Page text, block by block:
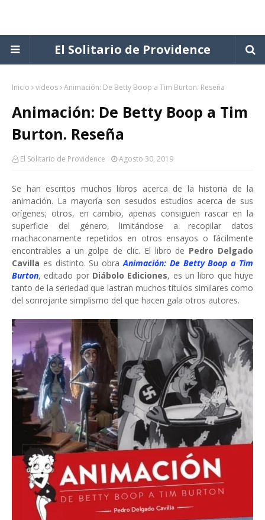
El Solitario de Providence
Inicio videos Animación: De Betty Boop a Tim Burton. Reseña
Animación: De Betty Boop a Tim
Burton. Reseña
El Solitario de Providence Agosto 30, 2019
Se han escritos muchos libros acerca de la historia de la
animación. La mayoría son sesudos estudios acerca de sus
orígenes; otros, en cambio, apenas consiguen rascar en la
superficie del género, limitándose a recopilar datos
machaconamente repetidos en otros ensayos o fácilmente
encontrables a un golpe de clic. El libro de Pedro Delgado
Cavilla es distinto. Su obraAnimación: De Betty Boop a Tim
Burton, editado por Diábolo Ediciones, es un libro que huye
tanto de la seriedad que lastran muchos títulos similares como
del sonrojante simplismo del que hacen gala otros autores.